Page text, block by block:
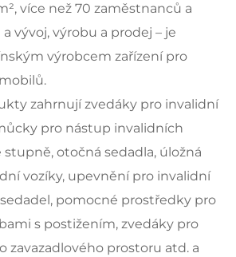
více než 70 zaměstnanců a
vývoj, výrobu a prodej – je
výrobcem zařízení pro
zahrnují zvedáky pro invalidní
pro nástup invalidních
otočná sedadla, úložná
vozíky, upevnění pro invalidní
pomocné prostředky pro
s postižením, zvedáky pro
zavazadlového prostoru atd. a